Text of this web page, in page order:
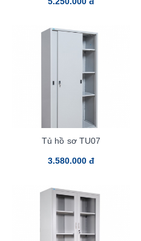
Tủ hồ sơ TU07
3.580.000 đ